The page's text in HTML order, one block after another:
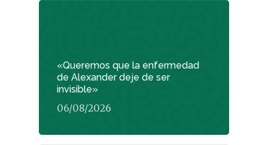
«Queremos que la enfermedad
de Alexander deje de ser
invisible»
06/08/2026